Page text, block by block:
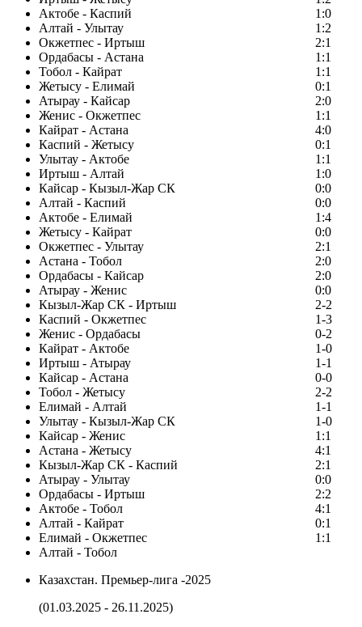
Актобе - Каспий
1:0
Алтай - Улытау
1:2
Окжетпес - Иртыш
2:1
Ордабасы - Астана
1:1
Тобол - Кайрат
1:1
Жетысу - Елимай
0:1
Атырау - Кайсар
2:0
Женис - Окжетпес
1:1
Кайрат - Астана
4:0
Каспий - Жетысу
0:1
Улытау - Актобе
1:1
Иртыш - Алтай
1:0
Кайсар - Кызыл-Жар СК
0:0
Алтай - Каспий
0:0
Актобе - Елимай
1:4
Жетысу - Кайрат
0:0
Окжетпес - Улытау
2:1
Астана - Тобол
2:0
Ордабасы - Кайсар
2:0
Атырау - Женис
0:0
Кызыл-Жар СК - Иртыш
2-2
Каспий - Окжетпес
1-3
Женис - Ордабасы
0-2
Кайрат - Актобе
1-0
Иртыш - Атырау
1-1
Кайсар - Астана
0-0
Тобол - Жетысу
2-2
Елимай - Алтай
1-1
Улытау - Кызыл-Жар СК
1-0
Кайсар - Женис
1:1
Астана - Жетысу
4:1
Кызыл-Жар СК - Каспий
2:1
Атырау - Улытау
0:0
Ордабасы - Иртыш
2:2
Актобе - Тобол
4:1
Алтай - Кайрат
0:1
Елимай - Окжетпес
1:1
Алтай - Тобол
Казахстан. Премьер-лига -2025
(01.03.2025 - 26.11.2025)